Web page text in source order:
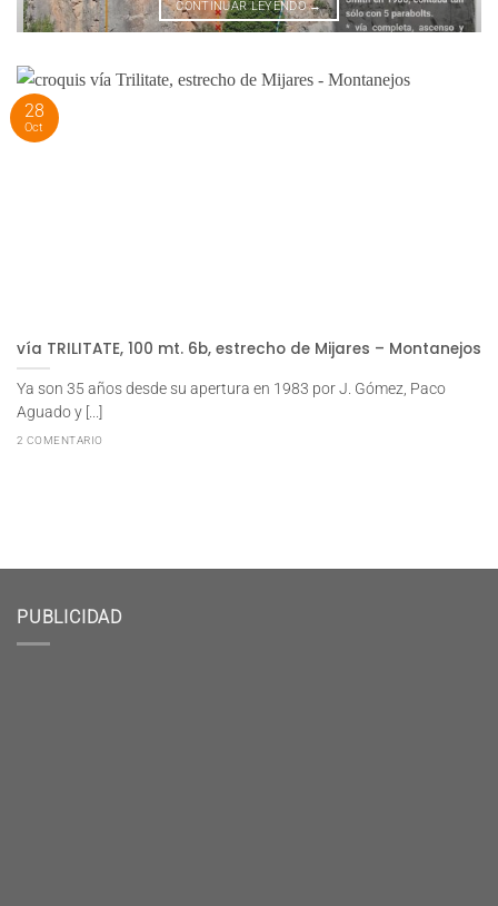
CONTINUAR LEYENDO→
vía TRILITATE, 100 mt. 6b, estrecho de Mijares – Montanejos
Ya son 35 años desde su apertura en 1983 por J. Gómez, Paco
Aguado y [...]
2 COMENTARIO
28
Oct
PUBLICIDAD